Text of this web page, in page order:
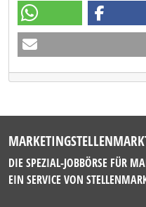
DIE SPEZIAL-JOBBÖRSE FÜR
EIN SERVICE VON